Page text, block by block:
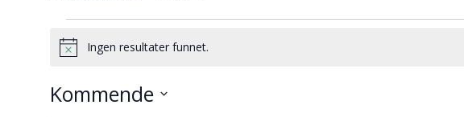
MerknadIngen resultater funnet.
Kommende